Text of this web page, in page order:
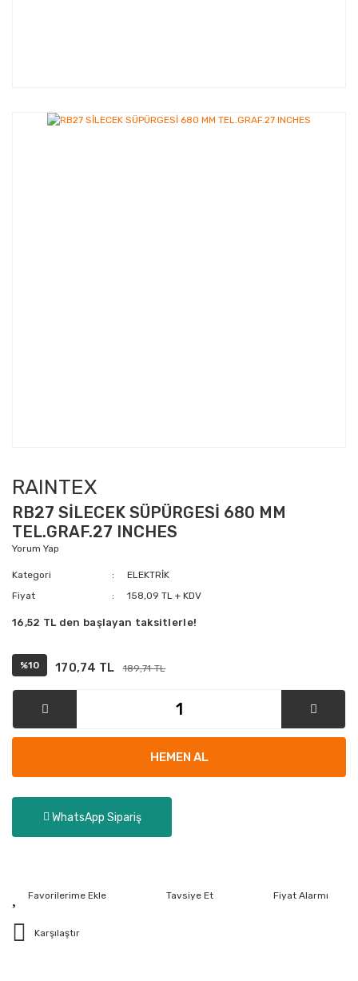
RAINTEX
RB27 SİLECEK SÜPÜRGESİ 680 MM
TEL.GRAF.27 INCHES
Yorum Yap
Kategori
ELEKTRİK
Fiyat
158,09 TL + KDV
16,52 TL den başlayan taksitlerle!
%10 170,74 TL 189,71 TL
HEMEN AL
WhatsApp Sipariş
Tavsiye Et Fiyat Alarmı
Karşılaştır